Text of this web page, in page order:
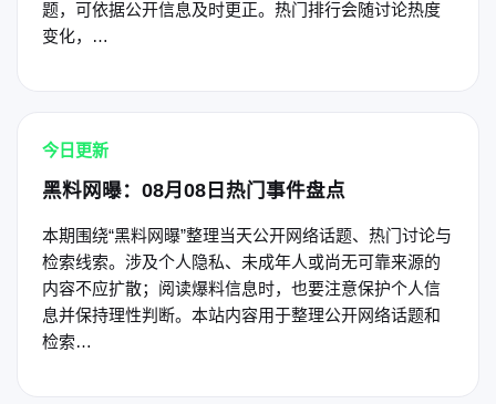
题，可依据公开信息及时更正。热门排行会随讨论热度
变化，…
今日更新
黑料网曝：08月08日热门事件盘点
本期围绕“黑料网曝”整理当天公开网络话题、热门讨论与
检索线索。涉及个人隐私、未成年人或尚无可靠来源的
内容不应扩散；阅读爆料信息时，也要注意保护个人信
息并保持理性判断。本站内容用于整理公开网络话题和
检索…